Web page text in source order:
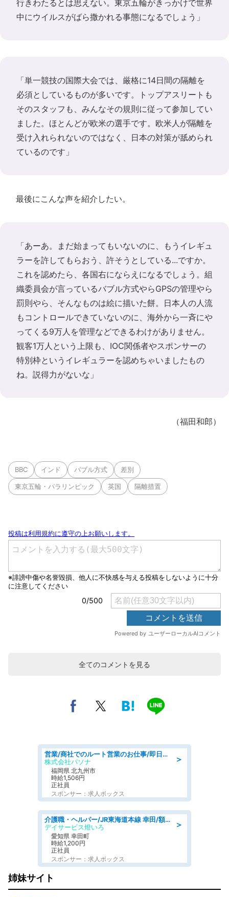
行きわたるとは思えない。東京五輪がきっかけで世界
中にウイルスがばら撒かれる事態になるでしょう」
「単一競技の国際大会では、厳格に14日間の隔離を
必須としているものが多いです。トップアスリートも
そのスタッフも、みんなその規則に従って参加してい
ました。ほとんどが欧米の選手です。欧米人が隔離を
受け入れられないのではなく、日本の対策が舐められ
ているのです」
最後にこんな声を紹介したい。
「あーあ。まだ始まってもいないのに、もうイレギュ
ラーを許してもらおう、許そうとしている...ですか。
これを認めたら、各国右にならえになるでしょう。組
織委員会が言っているバブル方式やらGPSの管理やら
罰則やら、そんなものは絵に描いた餅。日本人の人流
もコントロールできていないのに、海外から一斉にや
ってくる9万人を管理などできるわけがありません。
観客1万人という上限も、IOC関係者やスポンサーの
特別枠というイレギュラーを認めちゃいましたもの
ね。説得力がないな」
（福田和郎）
BBC インド バブル方式 差別
東京五輪・パラリンピック 英国 隔離措置
全てのコメントを見る
＞
営業/商社でのルート営業のお仕事/即日勤務可/車通勤可/営業
株式会社パソナ
福岡県 北九州市
時給1,506円
正社員
スポンサー：求人ボックス
＞
介護職・ヘルパー/JR東海道本線 幸田/額田郡幸田町/愛知県/デイサービス
デイサービス燈いろ
愛知県 幸田町
時給1,200円
正社員
スポンサー：求人ボックス
姉妹サイト